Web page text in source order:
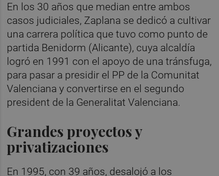
En los 30 años que median entre ambos
casos judiciales, Zaplana se dedicó a cultivar
una carrera política que tuvo como punto de
partida Benidorm (Alicante), cuya alcaldía
logró en 1991 con el apoyo de una tránsfuga,
para pasar a presidir el PP de la Comunitat
Valenciana y convertirse en el segundo
president de la Generalitat Valenciana.
Grandes proyectos y
privatizaciones
En 1995, con 39 años, desalojó a los